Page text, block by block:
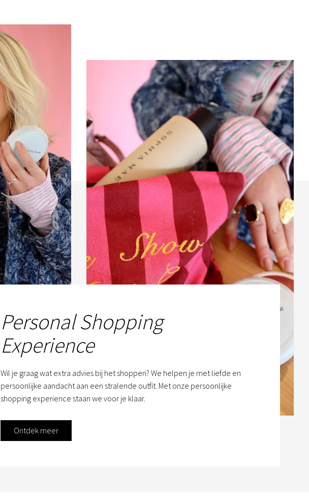
Personal Shopping
Experience
Wil je graag wat extra advies bij het shoppen? We helpen je met liefde en
persoonlijke aandacht aan een stralende outfit. Met onze persoonlijke
shopping experience staan we voor je klaar.
Ontdek meer